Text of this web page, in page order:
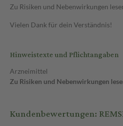
Zu Risiken und Nebenwirkungen
Vielen Dank für dein Verständnis!
Hinweistexte und Pflichtangaben
Arzneimittel
Zu Risiken und Nebenwirkungen
Kundenbewertungen: